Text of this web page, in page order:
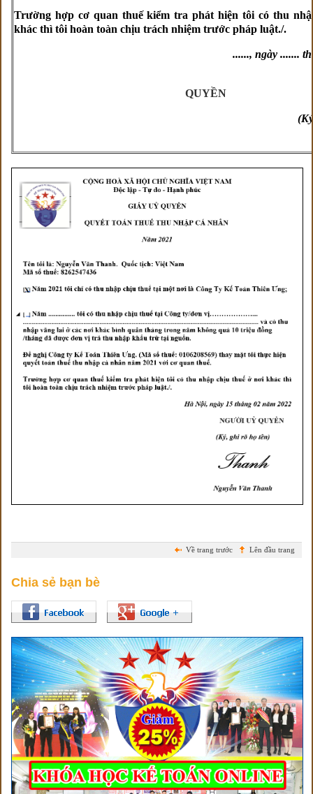
Trường hợp cơ quan thuế kiểm tra phát hiện tôi có thu
khác thì tôi hoàn toàn chịu trách nhiệm trước pháp luật./.
......, ngày .......
QUYỀN
Lên đầu trang
Về trang trước
Chia sẻ bạn bè